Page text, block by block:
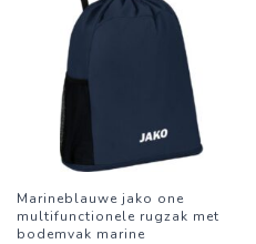
Marineblauwe jako one
multifunctionele rugzak met
bodemvak marine